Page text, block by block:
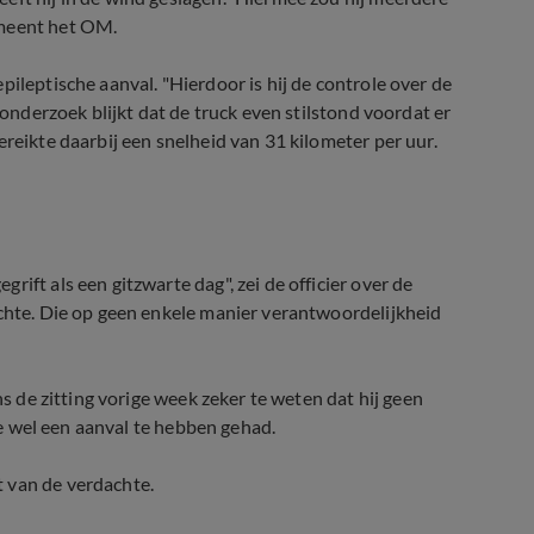
het OM.
aanval. "Hierdoor is hij de controle over de
blijkt dat de truck even stilstond voordat er
daarbij een snelheid van 31 kilometer per uur.
als een gitzwarte dag", zei de officier over de
Die op geen enkele manier verantwoordelijkheid
de zitting vorige week zeker te weten dat hij geen
een aanval te hebben gehad.
de verdachte.